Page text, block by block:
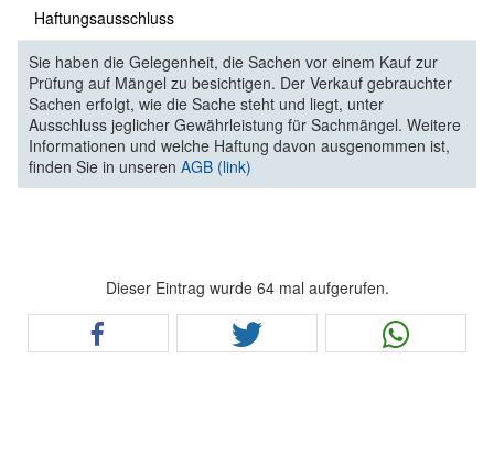
Haftungsausschluss
Sie haben die Gelegenheit, die Sachen vor einem Kauf zur
Prüfung auf Mängel zu besichtigen. Der Verkauf gebrauchter
Sachen erfolgt, wie die Sache steht und liegt, unter
Ausschluss jeglicher Gewährleistung für Sachmängel. Weitere
Informationen und welche Haftung davon ausgenommen ist,
finden Sie in unseren AGB (link)
Dieser Eintrag wurde 64 mal aufgerufen.